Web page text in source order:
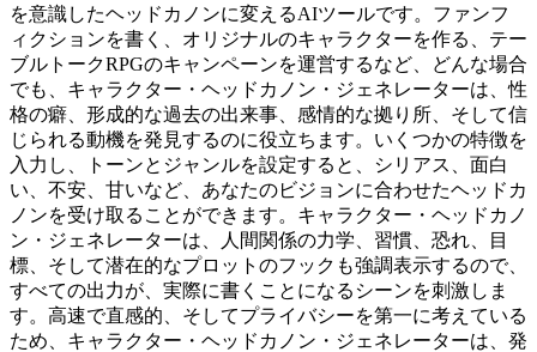
を意識したヘッドカノンに変えるAIツールです。ファンフ
ィクションを書く、オリジナルのキャラクターを作る、テー
ブルトークRPGのキャンペーンを運営するなど、どんな場合
でも、キャラクター・ヘッドカノン・ジェネレーターは、性
格の癖、形成的な過去の出来事、感情的な拠り所、そして信
じられる動機を発見するのに役立ちます。いくつかの特徴を
入力し、トーンとジャンルを設定すると、シリアス、面白
い、不安、甘いなど、あなたのビジョンに合わせたヘッドカ
ノンを受け取ることができます。キャラクター・ヘッドカノ
ン・ジェネレーターは、人間関係の力学、習慣、恐れ、目
標、そして潜在的なプロットのフックも強調表示するので、
すべての出力が、実際に書くことになるシーンを刺激しま
す。高速で直感的、そしてプライバシーを第一に考えている
ため、キャラクター・ヘッドカノン・ジェネレーターは、発